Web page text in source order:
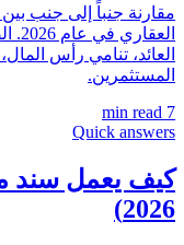
مقارنة جنباً إلى جنب
العائد، تنامي رأس
المستثمرين.
7
Quick answers
كيف يعمل سند
2026)